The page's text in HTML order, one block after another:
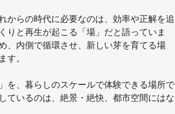
からの時代に必要なのは、効率や正解を追
りと再生が起こる「場」だと語っていま
、内側で循環させ、新しい芽を育てる場
す。
を、暮らしのスケールで体験できる場所で
ているのは、絶景・絶快、都市空間にはな